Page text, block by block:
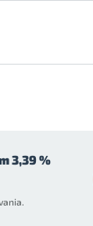
3,39 %